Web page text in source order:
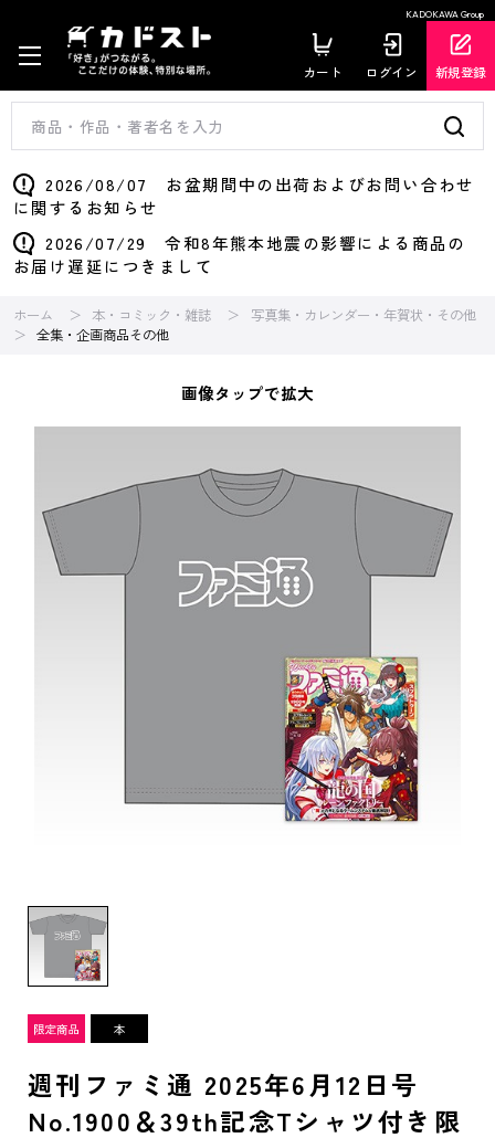
KADOKAWA Group
カート ログイン 新規登録
2026/08/07 お盆期間中の出荷およびお問い合わせ
に関するお知らせ
2026/07/29 令和8年熊本地震の影響による商品の
お届け遅延につきまして
ホーム 本・コミック・雑誌
写真集・カレンダー・年賀状・その他
全集・企画商品その他
画像タップで拡大
週刊ファミ通 2025年6月12日号
No.1900＆39th記念Tシャツ付き限